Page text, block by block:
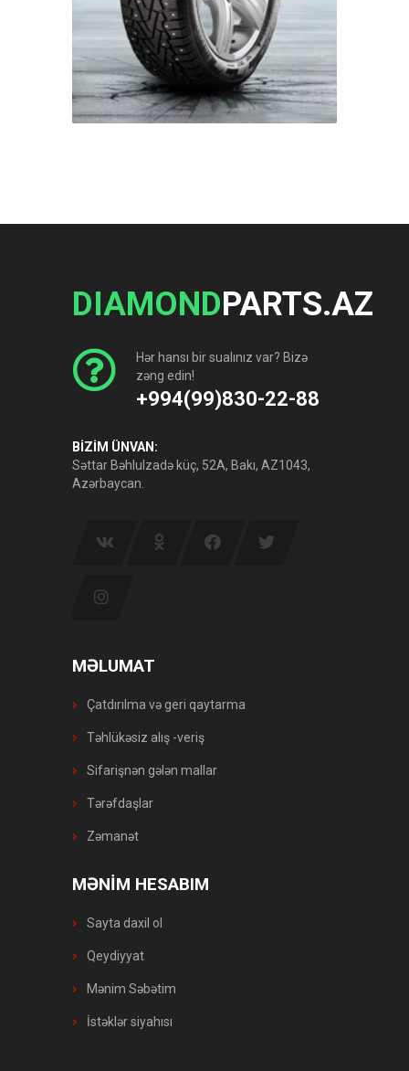
DIAMONDPARTS.AZ
Hər hansı bir sualınız var? Bizə
zəng edin!
+994(99)830-22-88
BİZİM ÜNVAN:
Səttar Bəhlulzadə küç, 52A, Bakı, AZ1043,
Azərbaycan.
MƏLUMAT
Çatdırılma və geri qaytarma
Təhlükəsiz alış -veriş
Sifarişnən gələn mallar
Tərəfdaşlar
Zəmanət
MƏNİM HESABIM
Sayta daxil ol
Qeydiyyat
Mənim Səbətim
İstəklər siyahısı